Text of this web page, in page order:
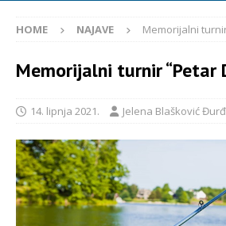
HOME NAJAVE Memorijalni
Memorijalni turnir “Petar
14. lipnja 2021. Jelena Blašković